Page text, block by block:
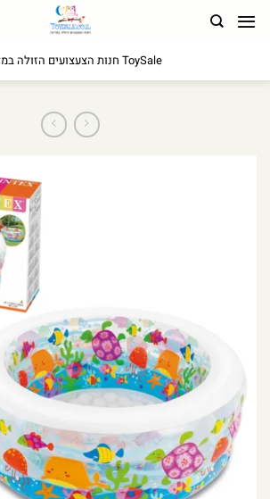
לתוכן
ToySale חנות הצעצועים הזולה במדינה